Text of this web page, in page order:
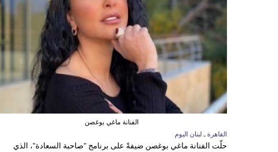
الفنانة ماغي بوغصن
القاهرة ـ لبنان اليوم
حلّت الفنانة ماغي بوغصن ضيفةً على برنامج "صاحبة السعادة"، الذي